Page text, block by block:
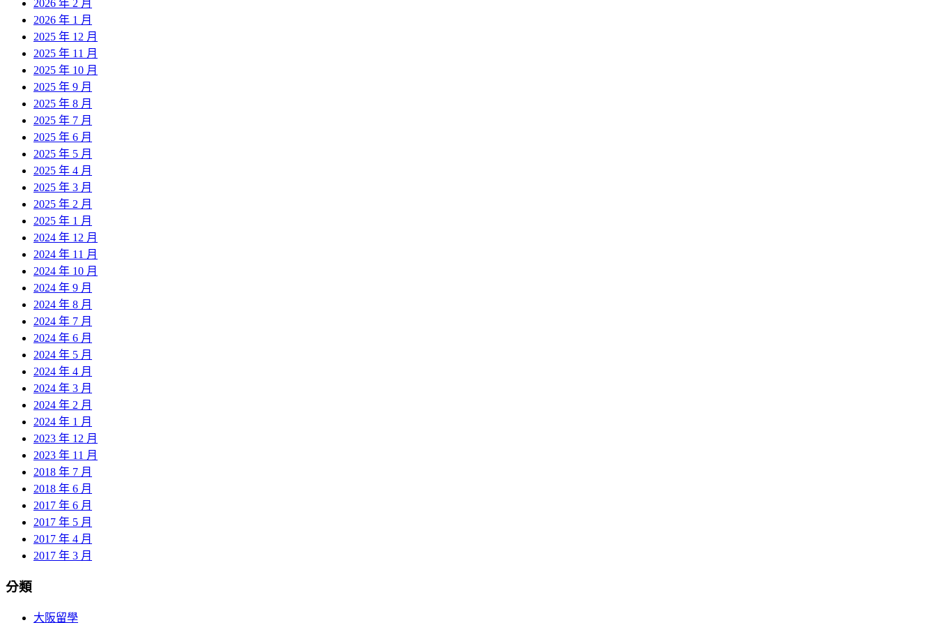
2026 年 2 月
2026 年 1 月
2025 年 12 月
2025 年 11 月
2025 年 10 月
2025 年 9 月
2025 年 8 月
2025 年 7 月
2025 年 6 月
2025 年 5 月
2025 年 4 月
2025 年 3 月
2025 年 2 月
2025 年 1 月
2024 年 12 月
2024 年 11 月
2024 年 10 月
2024 年 9 月
2024 年 8 月
2024 年 7 月
2024 年 6 月
2024 年 5 月
2024 年 4 月
2024 年 3 月
2024 年 2 月
2024 年 1 月
2023 年 12 月
2023 年 11 月
2018 年 7 月
2018 年 6 月
2017 年 6 月
2017 年 5 月
2017 年 4 月
2017 年 3 月
分類
大阪留學